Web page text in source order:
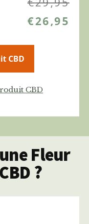
€26,95
CBD
CBD
Fleur
?